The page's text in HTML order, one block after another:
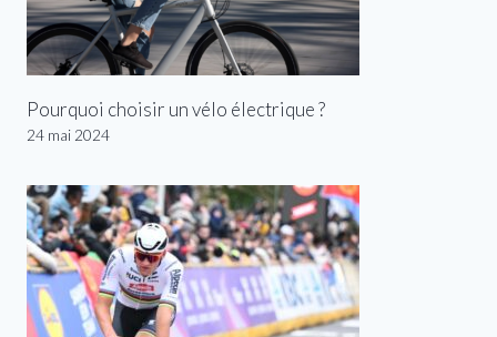
Pourquoi choisir un vélo électrique ?
24 mai 2024